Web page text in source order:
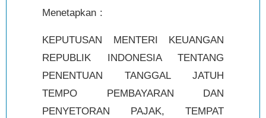
Menetapkan :
KEPUTUSAN MENTERI KEUANGAN
REPUBLIK INDONESIA TENTANG
PENENTUAN TANGGAL JATUH
TEMPO PEMBAYARAN DAN
PENYETORAN PAJAK, TEMPAT